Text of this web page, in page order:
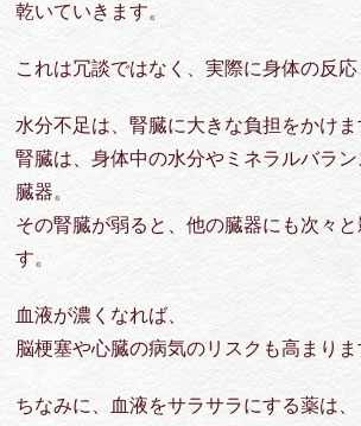
乾いていきます。
これは冗談ではなく、実際に身体の反応
水分不足は、腎臓に大きな負担をかけま
腎臓は、身体中の水分やミネラルバラ
臓器。
その腎臓が弱ると、他の臓器にも次々と
す。
血液が濃くなれば、
脳梗塞や心臓の病気のリスクも高まりま
ちなみに、血液をサラサラにする薬は、